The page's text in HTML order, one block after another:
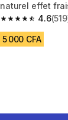
naturel effet
4.6
4.6 out of 5
5 000 CFA